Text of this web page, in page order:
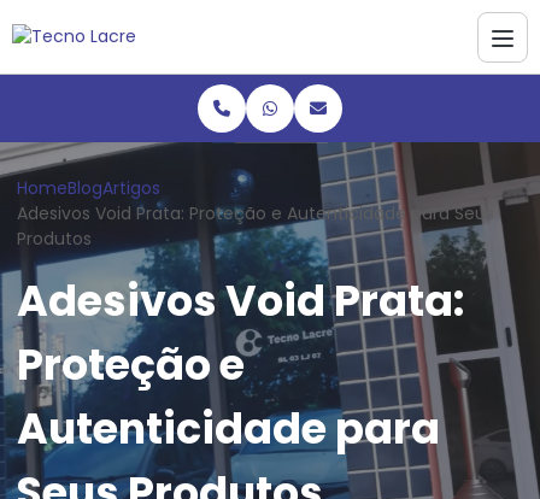
HomeBlogArtigos
Adesivos Void Prata: Proteção e Autenticidade para Seus
Produtos
Adesivos Void Prata:
Proteção e
Autenticidade para